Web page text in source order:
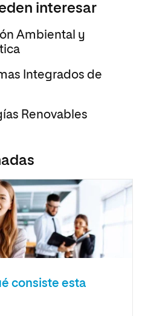
interesar
Ambiental y
Integrados de
Renovables
consiste esta